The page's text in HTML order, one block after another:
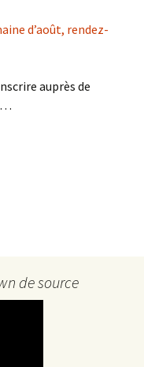
d’août, rendez-
auprès de
de source